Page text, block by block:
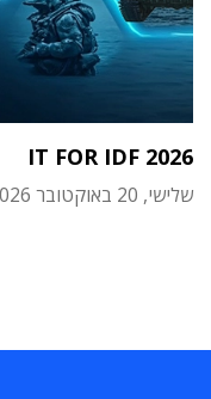
IT FOR IDF 2026
שלישי, 20 באוקטובר 2026